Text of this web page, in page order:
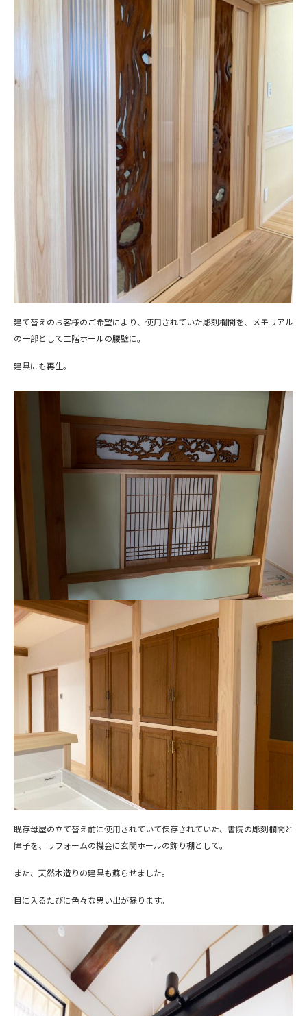
建て替えのお客様のご希望により、使用されていた彫刻欄間を、メモリアル
の一部として二階ホールの腰壁に。
建具にも再生。
既存母屋の立て替え前に使用されていて保存されていた、書院の彫刻欄間と
障子を、リフォームの機会に玄関ホールの飾り棚として。
また、天然木造りの建具も蘇らせました。
目に入るたびに色々な思い出が蘇ります。